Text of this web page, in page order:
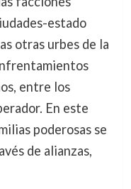
estado
otras urbes de la
entre los
En este
poderosas se
de alianzas,